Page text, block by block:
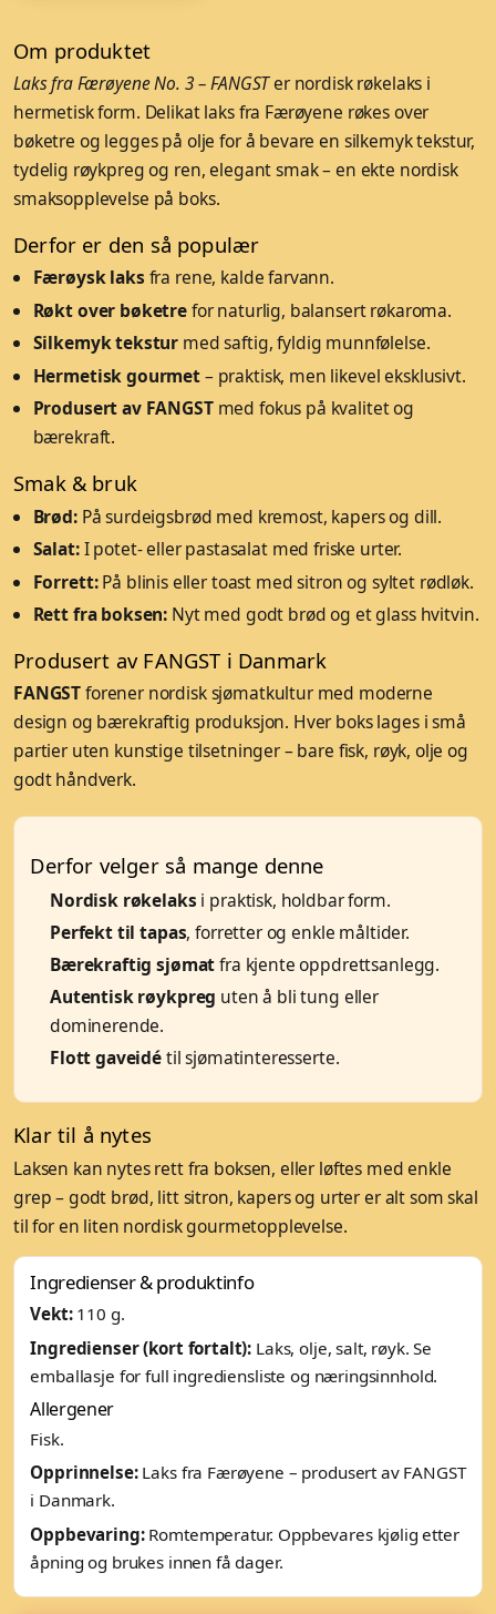
Om produktet
Laks fra Færøyene No. 3 – FANGSTer nordisk røkelaks i
hermetisk form. Delikat laks fra Færøyene røkes over
bøketre og legges på olje for å bevare en silkemyk tekstur,
tydelig røykpreg og ren, elegant smak – en ekte nordisk
smaksopplevelse på boks.
Derfor er den så populær
Færøysk laks fra rene, kalde farvann.
Røkt over bøketrefor naturlig, balansert røkaroma.
Silkemyk tekstur med saftig, fyldig munnfølelse.
Hermetisk gourmet– praktisk, men likevel eksklusivt.
Produsert av FANGSTmed fokus på kvalitet og
bærekraft.
Smak & bruk
Brød:På surdeigsbrød med kremost, kapers og dill.
Salat:I potet- eller pastasalat med friske urter.
Forrett:På blinis eller toast med sitron og syltet rødløk.
Rett fra boksen: Nyt med godt brød og et glass hvitvin.
Produsert av FANGST i Danmark
FANGSTforener nordisk sjømatkultur med moderne
design og bærekraftig produksjon. Hver boks lages i små
partier uten kunstige tilsetninger – bare fisk, røyk, olje og
godt håndverk.
Derfor velger så mange denne
Nordisk røkelaks i praktisk, holdbar form.
Perfekt til tapas, forretter og enkle måltider.
Bærekraftig sjømatfra kjente oppdrettsanlegg.
Autentisk røykpreg uten å bli tung eller
dominerende.
Flott gaveidétil sjømatinteresserte.
Klar til å nytes
Laksen kan nytes rett fra boksen, eller løftes med enkle
grep – godt brød, litt sitron, kapers og urter er alt som skal
til for en liten nordisk gourmetopplevelse.
Ingredienser & produktinfo
Vekt:110 g.
Ingredienser (kort fortalt): Laks, olje, salt, røyk. Se
emballasje for full ingrediensliste og næringsinnhold.
Allergener
Fisk.
Opprinnelse:Laks fra Færøyene – produsert av FANGST
i Danmark.
Oppbevaring:Romtemperatur. Oppbevares kjølig etter
åpning og brukes innen få dager.